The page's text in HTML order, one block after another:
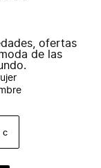
ofertas
de las